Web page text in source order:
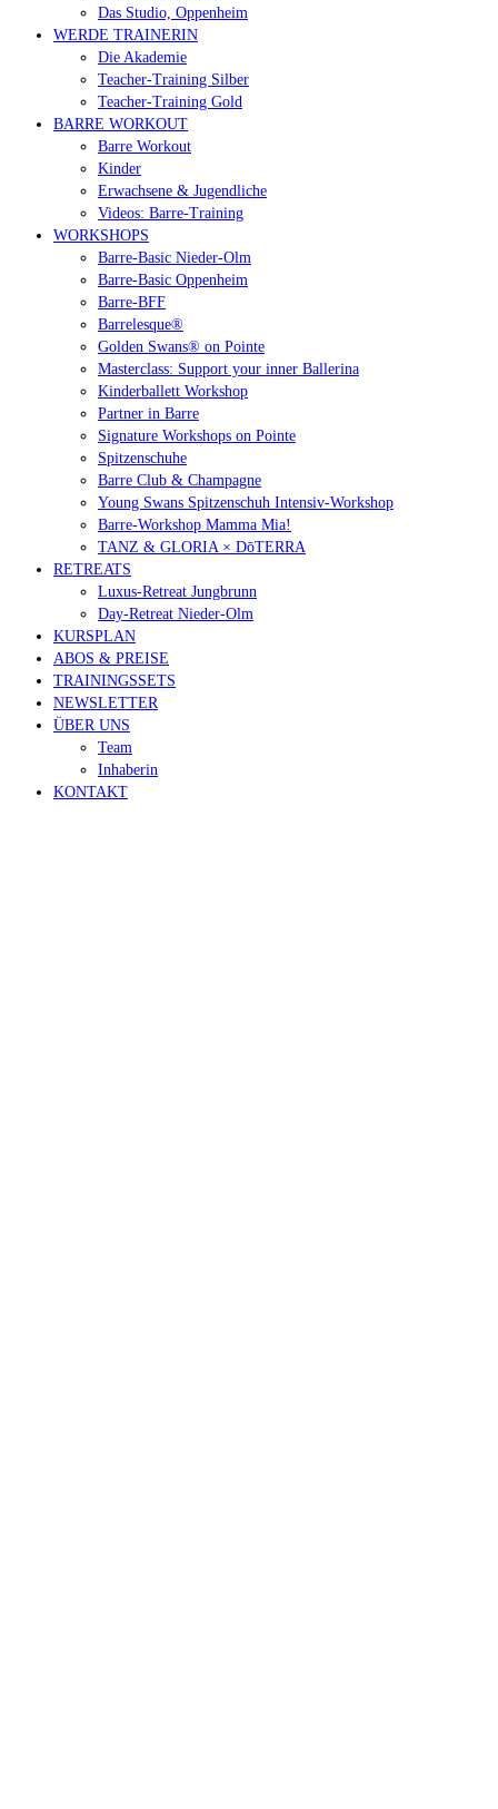
Das Studio, Oppenheim
WERDE TRAINERIN
Die Akademie
Teacher-Training Silber
Teacher-Training Gold
BARRE WORKOUT
Barre Workout
Kinder
Erwachsene & Jugendliche
Videos: Barre-Training
WORKSHOPS
Barre-Basic Nieder-Olm
Barre-Basic Oppenheim
Barre-BFF
Barrelesque®
Golden Swans® on Pointe
Masterclass: Support your inner Ballerina
Kinderballett Workshop
Partner in Barre
Signature Workshops on Pointe
Spitzenschuhe
Barre Club & Champagne
Young Swans Spitzenschuh Intensiv-Workshop
Barre-Workshop Mamma Mia!
TANZ & GLORIA × DōTERRA
RETREATS
Luxus-Retreat Jungbrunn
Day-Retreat Nieder-Olm
KURSPLAN
ABOS & PREISE
TRAININGSSETS
NEWSLETTER
ÜBER UNS
Team
Inhaberin
KONTAKT